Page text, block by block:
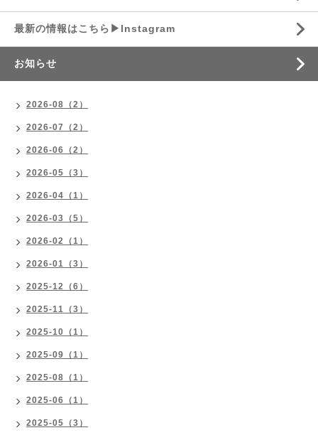
最新の情報はこちら▶︎Instagram
お知らせ
2026-08（2）
2026-07（2）
2026-06（2）
2026-05（3）
2026-04（1）
2026-03（5）
2026-02（1）
2026-01（3）
2025-12（6）
2025-11（3）
2025-10（1）
2025-09（1）
2025-08（1）
2025-06（1）
2025-05（3）